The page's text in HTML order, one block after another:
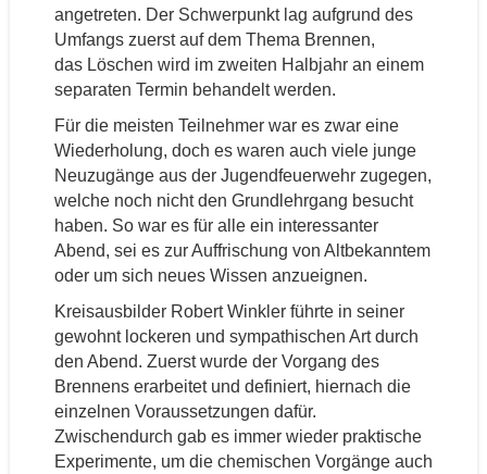
angetreten. Der Schwerpunkt lag aufgrund des
Umfangs zuerst auf dem Thema Brennen,
das Löschen wird im zweiten Halbjahr an einem
separaten Termin behandelt werden.
Für die meisten Teilnehmer war es zwar eine
Wiederholung, doch es waren auch viele junge
Neuzugänge aus der Jugendfeuerwehr zugegen,
welche noch nicht den Grundlehrgang besucht
haben. So war es für alle ein interessanter
Abend, sei es zur Auffrischung von Altbekanntem
oder um sich neues Wissen anzueignen.
Kreisausbilder Robert Winkler führte in seiner
gewohnt lockeren und sympathischen Art durch
den Abend. Zuerst wurde der Vorgang des
Brennens erarbeitet und definiert, hiernach die
einzelnen Voraussetzungen dafür.
Zwischendurch gab es immer wieder praktische
Experimente, um die chemischen Vorgänge auch